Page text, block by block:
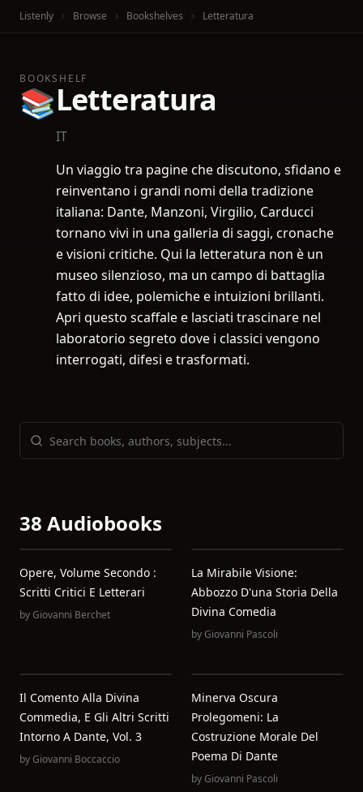
Listenly Browse Bookshelves Letteratura
BOOKSHELF
📚Letteratura
IT
Un viaggio tra pagine che discutono, sfidano e
reinventano i grandi nomi della tradizione
italiana: Dante, Manzoni, Virgilio, Carducci
tornano vivi in una galleria di saggi, cronache
e visioni critiche. Qui la letteratura non è un
museo silenzioso, ma un campo di battaglia
fatto di idee, polemiche e intuizioni brillanti.
Apri questo scaffale e lasciati trascinare nel
laboratorio segreto dove i classici vengono
interrogati, difesi e trasformati.
38 Audiobooks
Opere, Volume Secondo :
Scritti Critici E Letterari
byGiovanni Berchet
La Mirabile Visione:
Abbozzo D'una Storia Della
Divina Comedia
byGiovanni Pascoli
Il Comento Alla Divina
Commedia, E Gli Altri Scritti
Intorno A Dante, Vol. 3
byGiovanni Boccaccio
Minerva Oscura
Prolegomeni: La
Costruzione Morale Del
Poema Di Dante
byGiovanni Pascoli